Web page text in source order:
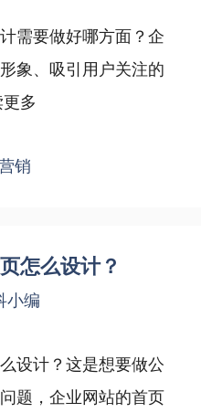
需要做好哪方面？企
象、吸引用户关注的
多
销
怎么设计？
小编
设计？这是想要做公
题，企业网站的首页